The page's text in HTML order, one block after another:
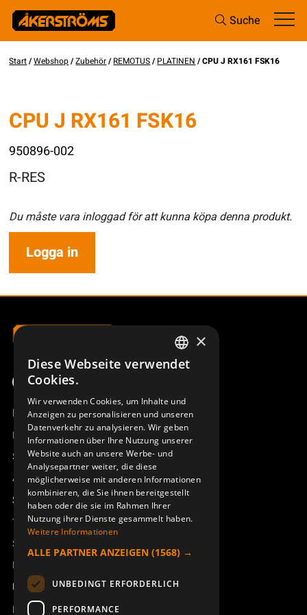
Suche
Start/Webshop/Zubehör/REMOTUS/PLATINEN / CPU J RX161 FSK16
CPU J RX161 FSK16
950896-002
R-RES
Du måste vara inloggad för att kunna köpa denna produkt.
Logga in
Produktübersicht
Remotus
Sesam
Access_Ctrl
Support
Technischer Support
Service buchen
Handbücher und Videoanleitungen
Über Åkerströms
Kontakt
SWEDISH
DEUTSCH
×
Diese Webseite verwendet
Cookies.
Wir verwenden Cookies, um Inhalte und
Anzeigen zu personalisieren und unseren
Datenverkehr zu analysieren. Wir geben
Informationen über Ihre Nutzung unserer
Website auch an unsere Werbe- und
Analysepartner weiter, die diese
möglicherweise mit anderen Informationen
kombinieren, die Sie ihnen bereitgestellt
haben oder die sie im Rahmen Ihrer
Nutzung ihrer Dienste gesammelt haben.
Weitere Informationen
ALLE PARTNER ANZEIGEN (1568) →
UNBEDINGT ERFORDERLICH
PERFORMANCE